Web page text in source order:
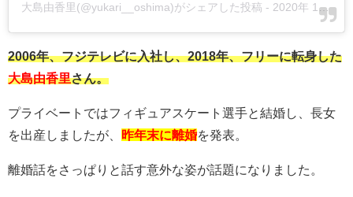
大島由香里(@yukari__oshima)がシェアした投稿 - 2020年 1月月16日午前4時59分PST
2006年、フジテレビに入社し、2018年、フリーに転身した
大島由香里さん。
プライベートではフィギュアスケート選手と結婚し、長女
を出産しましたが、
昨年末に離婚を発表。
離婚話をさっぱりと話す意外な姿が話題になりました。